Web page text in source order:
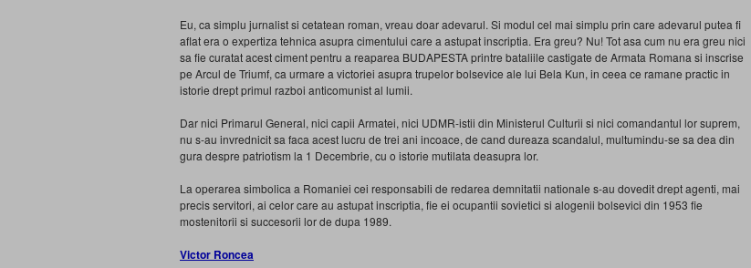
Eu, ca simplu jurnalist si cetatean roman, vreau doar adevarul. Si modul cel mai simplu prin care adevarul putea fi
aflat era o expertiza tehnica asupra cimentului care a astupat inscriptia. Era greu? Nu! Tot asa cum nu era greu nici
sa fie curatat acest ciment pentru a reaparea BUDAPESTA printre bataliile castigate de Armata Romana si inscrise
pe Arcul de Triumf, ca urmare a victoriei asupra trupelor bolsevice ale lui Bela Kun, in ceea ce ramane practic in
istorie drept primul razboi anticomunist al lumii.
Dar nici Primarul General, nici capii Armatei, nici UDMR-istii din Ministerul Culturii si nici comandantul lor suprem,
nu s-au invrednicit sa faca acest lucru de trei ani incoace, de cand dureaza scandalul, multumindu-se sa dea din
gura despre patriotism la 1 Decembrie, cu o istorie mutilata deasupra lor.
La operarea simbolica a Romaniei cei responsabili de redarea demnitatii nationale s-au dovedit drept agenti, mai
precis servitori, ai celor care au astupat inscriptia, fie ei ocupantii sovietici si alogenii bolsevici din 1953 fie
mostenitorii si succesorii lor de dupa 1989.
Victor Roncea